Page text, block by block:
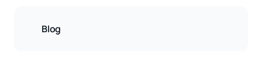
Blog